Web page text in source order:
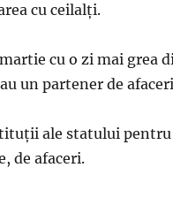
cu ceilalţi.
cu o zi mai grea
un partener de
ale statului
de afaceri.